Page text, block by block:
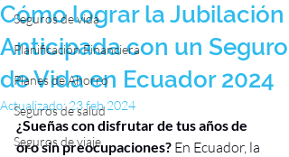
Seguros de vida
Planificación Financiera
Planes de Ahorro
Seguros de salud
Seguros de viaje
Cómo lograr la Jubilación
Anticipada con un Seguro
de Vida en Ecuador 2024
Actualizado:23 feb 2024
¿Sueñas con disfrutar de tus años de
oro sin preocupaciones? En Ecuador, la